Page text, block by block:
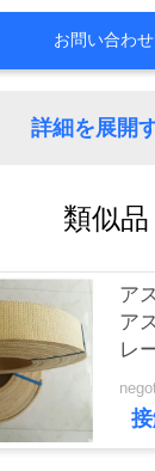
お問い合わ
詳細を展開
類似品
ア
ア
レ
ー